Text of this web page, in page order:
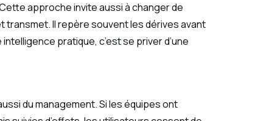
approche invite aussi à changer de
transmet. Il repère souvent les dérives avant
pratique, c’est se priver d’une
du management. Si les équipes ont